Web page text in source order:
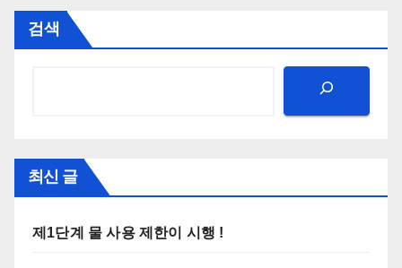
검색
최신 글
제1단계 물 사용 제한이 시행 !